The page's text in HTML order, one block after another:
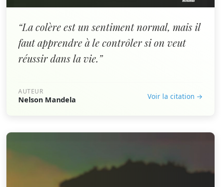
“La colère est un sentiment normal, mais il
faut apprendre à le contrôler si on veut
réussir dans la vie.”
AUTEUR
Nelson Mandela Voir la citation →